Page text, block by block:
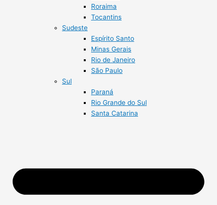
Roraima
Tocantins
Sudeste
Espírito Santo
Minas Gerais
Rio de Janeiro
São Paulo
Sul
Paraná
Rio Grande do Sul
Santa Catarina